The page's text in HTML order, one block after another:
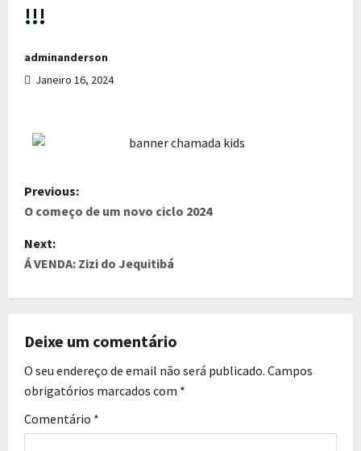
!!!
adminanderson
Janeiro 16, 2024
Previous:
O começo de um novo ciclo 2024
Next:
Á VENDA: Zizi do Jequitibá
Deixe um comentário
O seu endereço de email não será publicado. Campos
obrigatórios marcados com *
Comentário *